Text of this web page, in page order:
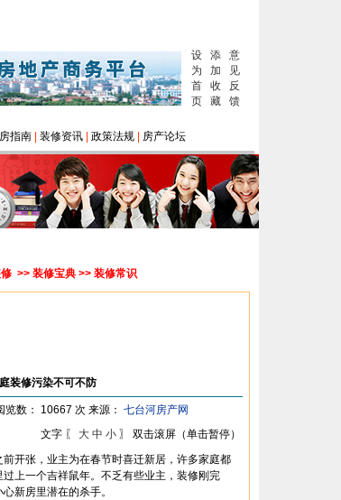
设
为
首
页
添
加
收
藏
意
见
反
馈
指南| 装修资讯| 政策法规| 房产论坛
>> 装修宝典 >> 装修常识
装修污染不可不防
数： 10667 次 来源： 七台河房产网
文字 〖 大 中 小 〗 双击滚屏（单击暂停）
开张，业主为在春节时喜迁新居，许多家庭都
上一个吉祥鼠年。不乏有些业主，装修刚完
新房里潜在的杀手。